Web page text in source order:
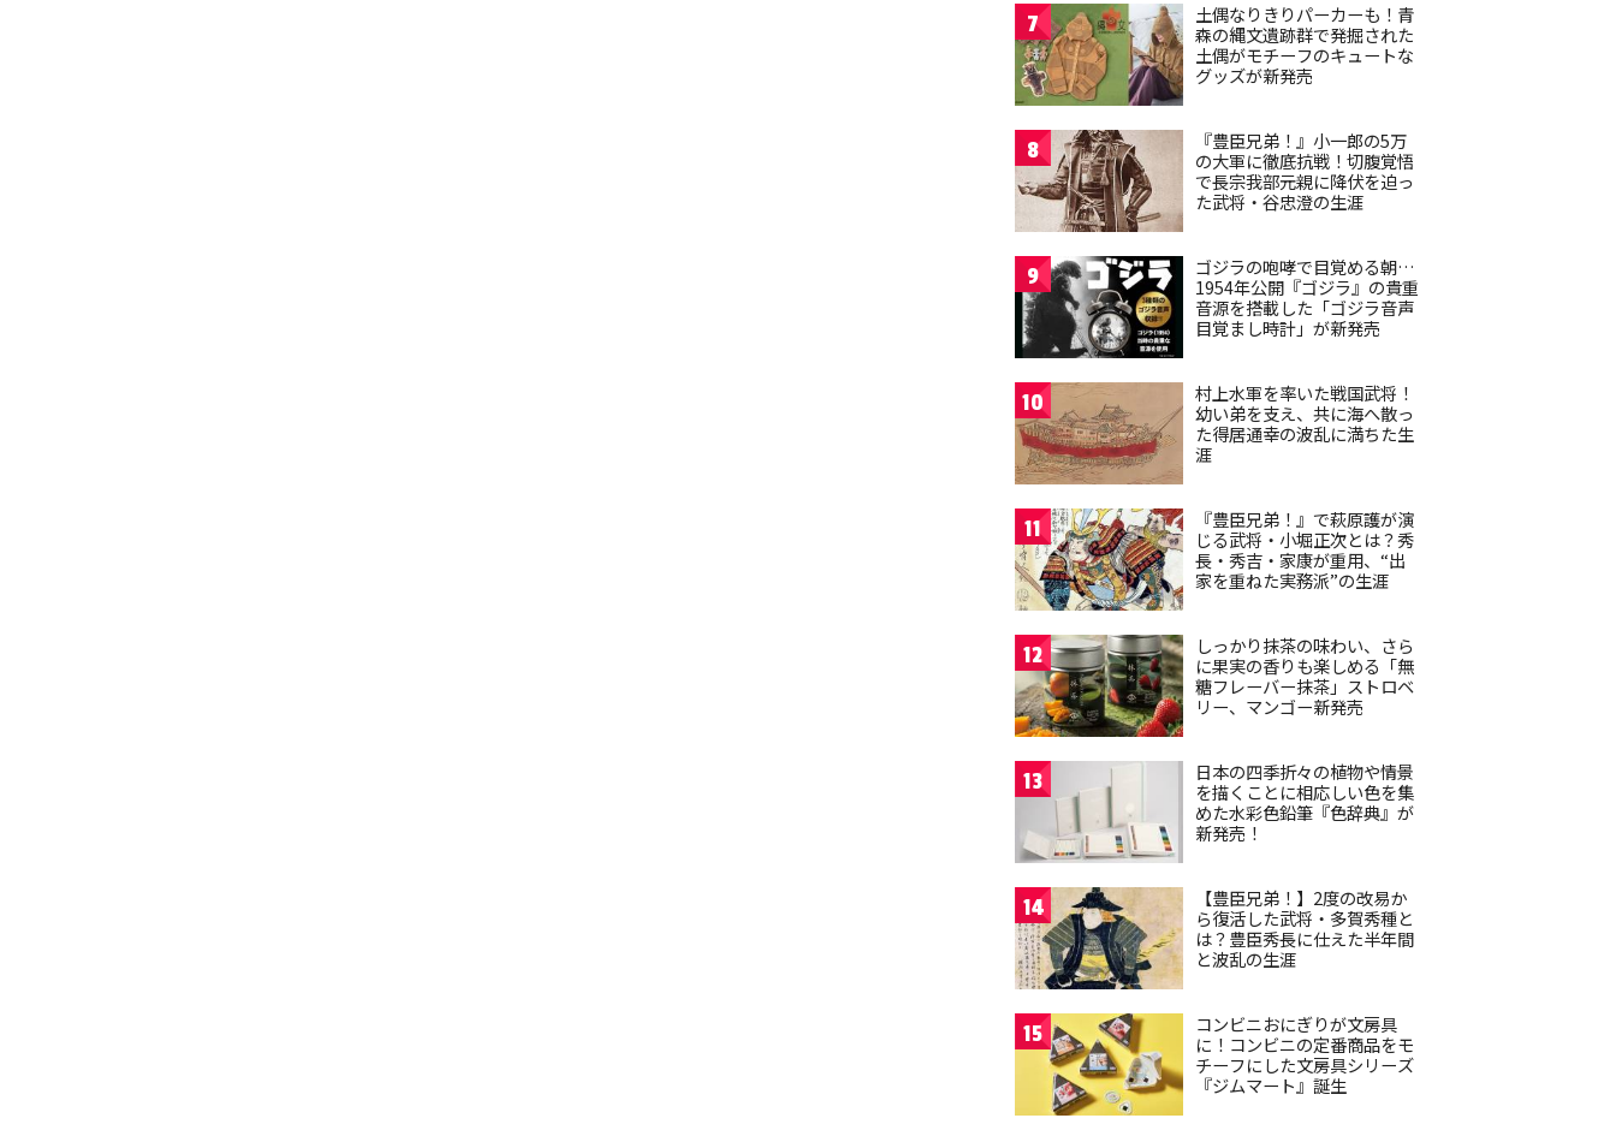
7
土偶なりきりパーカーも！青
森の縄文遺跡群で発掘された
土偶がモチーフのキュートな
グッズが新発売
8
『豊臣兄弟！』小一郎の5万
の大軍に徹底抗戦！切腹覚悟
で長宗我部元親に降伏を迫っ
た武将・谷忠澄の生涯
9
ゴジラの咆哮で目覚める朝…
1954年公開『ゴジラ』の貴重
音源を搭載した「ゴジラ音声
目覚まし時計」が新発売
10
村上水軍を率いた戦国武将！
幼い弟を支え、共に海へ散っ
た得居通幸の波乱に満ちた生
涯
11
『豊臣兄弟！』で萩原護が演
じる武将・小堀正次とは？秀
長・秀吉・家康が重用、“出
家を重ねた実務派”の生涯
12
しっかり抹茶の味わい、さら
に果実の香りも楽しめる「無
糖フレーバー抹茶」ストロベ
リー、マンゴー新発売
13
日本の四季折々の植物や情景
を描くことに相応しい色を集
めた水彩色鉛筆『色辞典』が
新発売！
14
【豊臣兄弟！】2度の改易か
ら復活した武将・多賀秀種と
は？豊臣秀長に仕えた半年間
と波乱の生涯
15
コンビニおにぎりが文房具
に！コンビニの定番商品をモ
チーフにした文房具シリーズ
『ジムマート』誕生